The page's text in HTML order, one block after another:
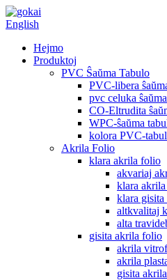
English
Hejmo
Produktoj
PVC Ŝaŭma Tabulo
PVC-libera
pvc celuka
CO-Eltrudita
WPC-ŝaŭma
kolora PVC-
Akrila Folio
klara akrila folio
akvariaj
klara
klara
altkvalitaj
alta
gisita akrila folio
akrila
akrila
gisita